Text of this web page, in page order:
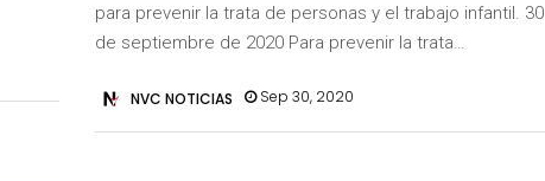
para prevenir la trata de personas y el trabajo infantil. 30
de septiembre de 2020 Para prevenir la trata…
NVC NOTICIAS Sep 30, 2020